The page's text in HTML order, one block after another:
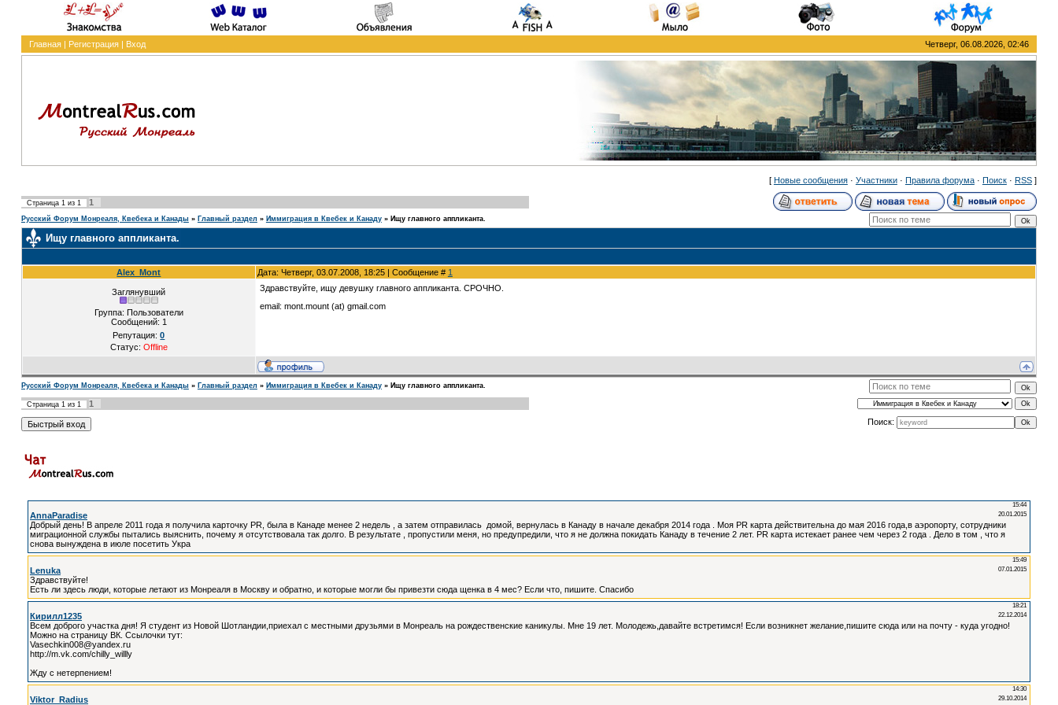
Главная| Регистрация| Вход Четверг, 06.08.2026, 02:46
[ Новые сообщения· Участники· Правила форума· Поиск· RSS]
Страница 1из 1 1
Русский Форум Монреаля, Квебека и Канады » Главный раздел » Иммиграция в Квебек и Канаду » Ищу главного аппликанта.
Ищу главного аппликанта.
Alex_Mont Дата: Четверг, 03.07.2008, 18:25 | Сообщение # 1
Заглянувший
Группа: Пользователи
Сообщений: 1
Репутация:0
Статус: Offline
Здравствуйте, ищу девушку главного аппликанта. СРОЧНО.
email: mont.mount (at) gmail.com
Русский Форум Монреаля, Квебека и Канады » Главный раздел » Иммиграция в Квебек и Канаду » Ищу главного аппликанта.
Страница 1из 1
1
Поиск: